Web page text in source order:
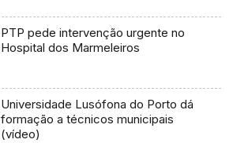
PTP pede intervenção urgente no
Hospital dos Marmeleiros
Universidade Lusófona do Porto dá
formação a técnicos municipais
(vídeo)